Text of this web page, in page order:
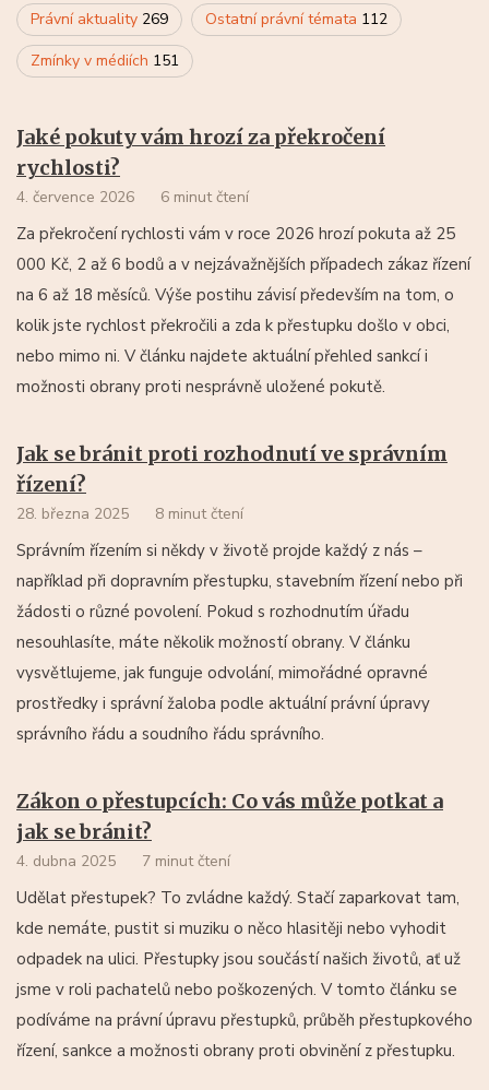
Právní aktuality 269 Ostatní právní témata 112
Zmínky v médiích 151
Jaké pokuty vám hrozí za překročení
rychlosti?
4. července 2026 6 minut čtení
Za překročení rychlosti vám v roce 2026 hrozí pokuta až 25
000 Kč, 2 až 6 bodů a v nejzávažnějších případech zákaz řízení
na 6 až 18 měsíců. Výše postihu závisí především na tom, o
kolik jste rychlost překročili a zda k přestupku došlo v obci,
nebo mimo ni. V článku najdete aktuální přehled sankcí i
možnosti obrany proti nesprávně uložené pokutě.
Jak se bránit proti rozhodnutí ve správním
řízení?
28. března 2025 8 minut čtení
Správním řízením si někdy v životě projde každý z nás –
například při dopravním přestupku, stavebním řízení nebo při
žádosti o různé povolení. Pokud s rozhodnutím úřadu
nesouhlasíte, máte několik možností obrany. V článku
vysvětlujeme, jak funguje odvolání, mimořádné opravné
prostředky i správní žaloba podle aktuální právní úpravy
správního řádu a soudního řádu správního.
Zákon o přestupcích: Co vás může potkat a
jak se bránit?
4. dubna 2025 7 minut čtení
Udělat přestupek? To zvládne každý. Stačí zaparkovat tam,
kde nemáte, pustit si muziku o něco hlasitěji nebo vyhodit
odpadek na ulici. Přestupky jsou součástí našich životů, ať už
jsme v roli pachatelů nebo poškozených. V tomto článku se
podíváme na právní úpravu přestupků, průběh přestupkového
řízení, sankce a možnosti obrany proti obvinění z přestupku.